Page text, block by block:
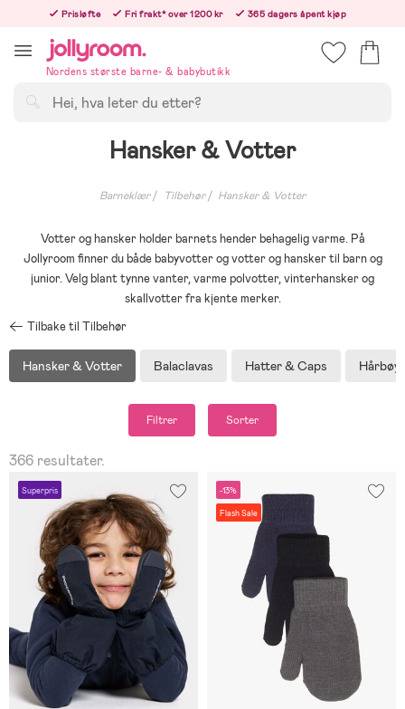
innehållet
Prisløfte Fri frakt* over 1200 kr
365 dagers åpent kjøp
Nordens største barne- & babybutikk
Hansker & Votter
Barneklær Tilbehør Hansker & Votter
Votter og hansker holder barnets hender behagelig varme. På
Jollyroom finner du både babyvotter og votter og hansker til barn og
junior. Velg blant tynne vanter, varme polvotter, vinterhansker og
skallvotter fra kjente merker.
Tilbake til Tilbehør
Hansker & Votter Balaclavas Hatter & Caps
Filtrer Sorter
366 resultater.
Superpris -13%
Flash Sale